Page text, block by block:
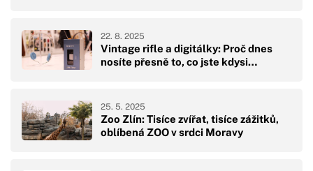
Vintage rifle a digitálky: Proč dnes
nosíte přesně to, co jste kdysi…
22. 8. 2025
Zoo Zlín: Tisíce zvířat, tisíce zážitků,
oblíbená ZOO v srdci Moravy
25. 5. 2025